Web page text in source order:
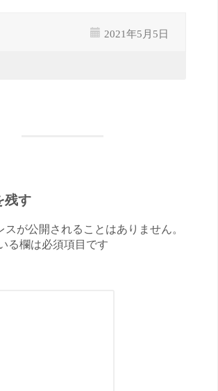
2021年5月5日
残す
スが公開されることはありません。
る欄は必須項目です